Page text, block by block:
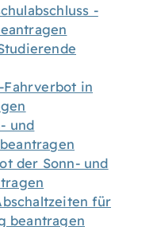
-
Fahrverbot in
und
der Sonn- und
für
beantragen